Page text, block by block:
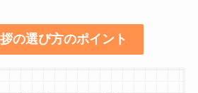
の選び方のポイント